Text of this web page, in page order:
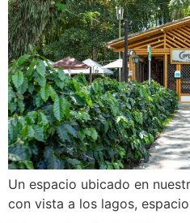
Un espacio ubicado en
con vista a los lagos,